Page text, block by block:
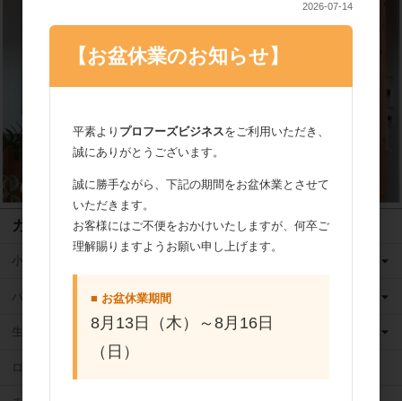
カテゴリ
小麦粉
バター
生クリーム
ロングライフ牛乳
2026-07-14
【お盆休業のお知らせ】
平素より プロフーズビジネスをご利用いただき、
誠にありがとうございます。
誠に勝手ながら、下記の期間をお盆休業とさせて
いただきます。
お客様にはご不便をおかけいたしますが、何卒ご
理解賜りますようお願い申し上げます。
■ お盆休業期間
8月13日（木）～8月16日
（日）